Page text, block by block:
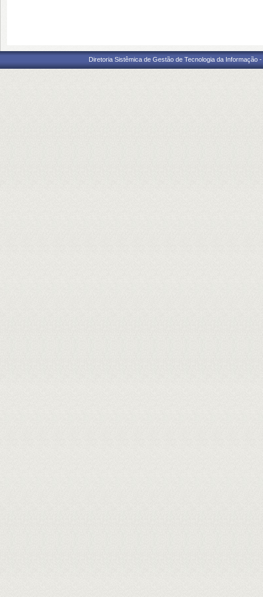
Diretoria Sistêmica de Gestão de Tecnologia da